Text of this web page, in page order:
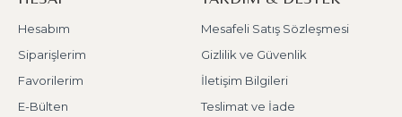
Hesabım
Siparişlerim
Favorilerim
E-Bülten
Mesafeli Satış Sözleşmesi
Gizlilik ve Güvenlik
İletişim Bilgileri
Teslimat ve İade